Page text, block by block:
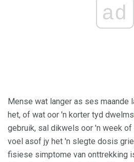
ad
Mense wat langer as ses maande
het, of wat oor 'n korter tyd dwelms
gebruik, sal dikwels oor 'n week
voel asof jy het 'n slegte dosis
fisiese simptome van onttrekking